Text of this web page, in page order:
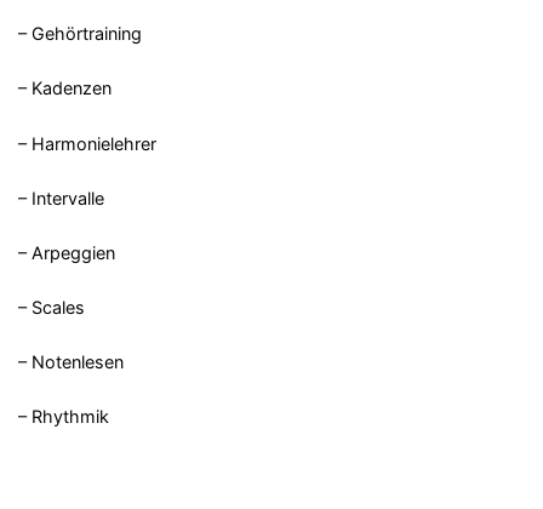
– Gehörtraining
– Kadenzen
– Harmonielehrer
– Intervalle
– Arpeggien
– Scales
– Notenlesen
– Rhythmik